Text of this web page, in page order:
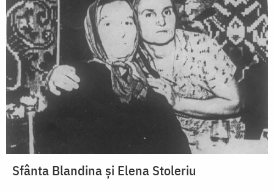
Sfânta Blandina și Elena Stoleriu